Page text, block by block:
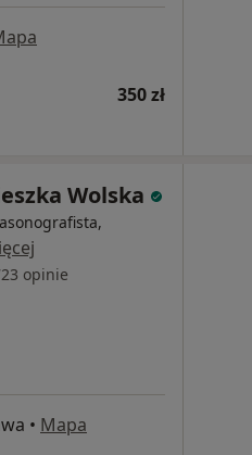
350 zł
Wolska
opinie
• Mapa